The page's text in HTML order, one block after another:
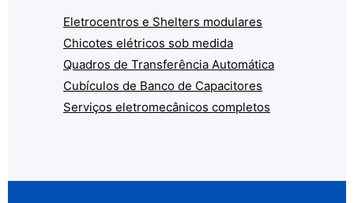
Eletrocentros e Shelters modulares
Chicotes elétricos sob medida
Quadros de Transferência Automática
Cubículos de Banco de Capacitores
Serviços eletromecânicos completos